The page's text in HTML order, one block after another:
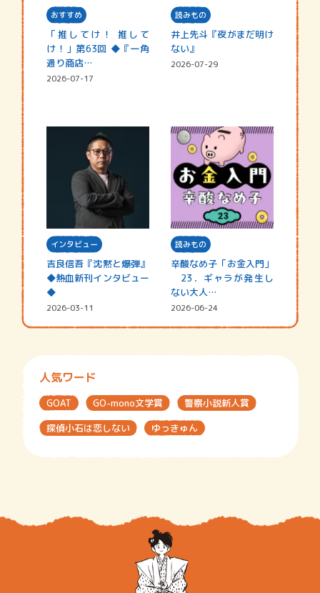
おすすめ
「推してけ！ 推して
け！」第63回 ◆『一角
通り商店…
2026-07-17
読みもの
井上先斗『夜がまだ明け
ない』
2026-07-29
インタビュー
吉良信吾『沈黙と爆弾』
◆熱血新刊インタビュー
◆
2026-03-11
読みもの
辛酸なめ子「お金入門」
23．ギャラが発生し
ない大人…
2026-06-24
人気ワード
GOAT GO-mono文学賞
警察小説新人賞
探偵小石は恋しない
ゆっきゅん